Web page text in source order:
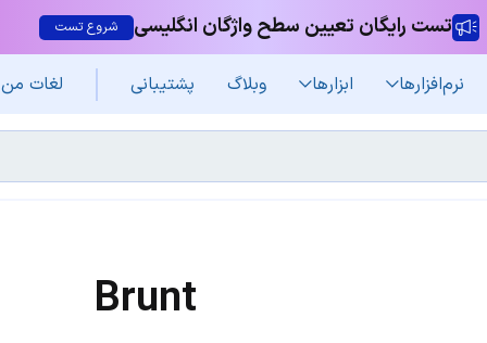
تست رایگان تعیین سطح واژگان انگلیسی شروع تست
نرم‌افزار‌ها ابزارها وبلاگ پشتیبانی لغات من
Brunt